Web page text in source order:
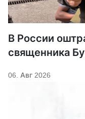
В России
священника
06. Авг 2026